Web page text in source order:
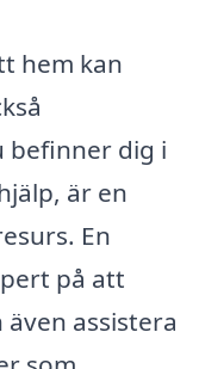
hem kan
befinner dig i
är en
En
på att
assistera